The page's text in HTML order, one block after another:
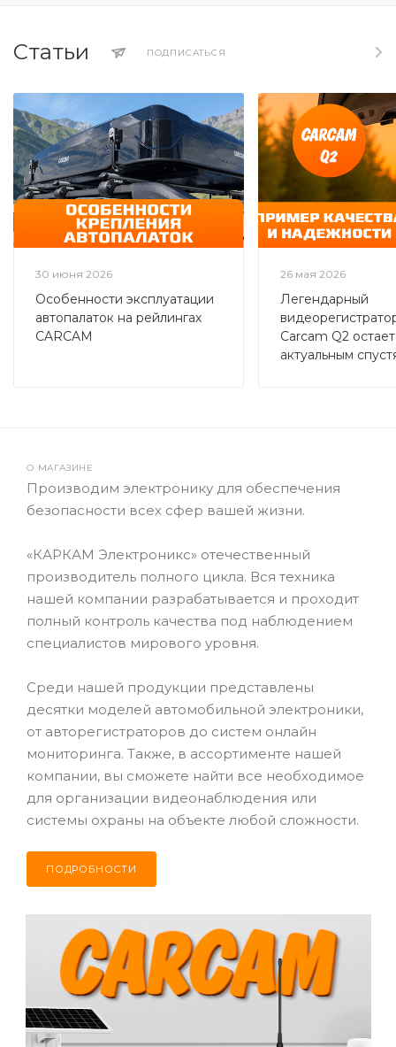
Статьи ПОДПИСАТЬСЯ
30 июня 2026
Особенности эксплуатации
автопалаток на рейлингах
CARCAM
26 мая 2026
Легендарный
Carcam Q2
актуальным
О МАГАЗИНЕ
Производим электронику для обеспечения
безопасности всех сфер вашей жизни.
«КАРКАМ Электроникс» отечественный
производитель полного цикла. Вся техника
нашей компании разрабатывается и проходит
полный контроль качества под наблюдением
специалистов мирового уровня.
Среди нашей продукции представлены
десятки моделей автомобильной электроники,
от авторегистраторов до систем онлайн
мониторинга. Также, в ассортименте нашей
компании, вы сможете найти все необходимое
для организации видеонаблюдения или
системы охраны на объекте любой сложности.
ПОДРОБНОСТИ